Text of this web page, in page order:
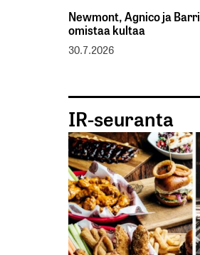
Newmont, Agnico ja
omistaa kultaa
30.7.2026
IR-seuranta